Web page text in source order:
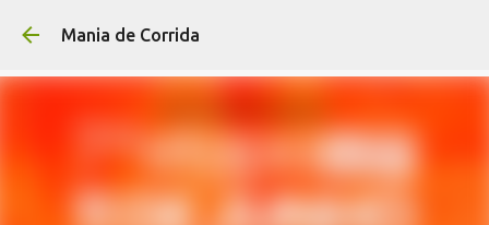
Mania de Corrida